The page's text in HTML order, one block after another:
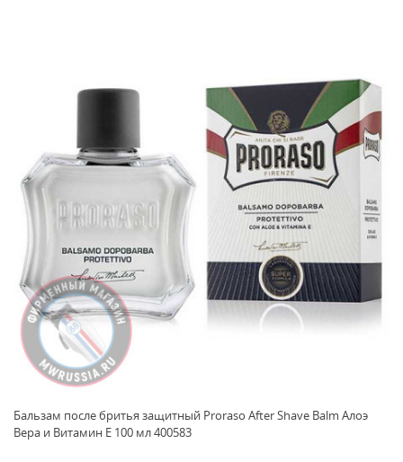
Бальзам после бритья защитный Proraso After Shave Balm Алоэ
Вера и Витамин E 100 мл 400583